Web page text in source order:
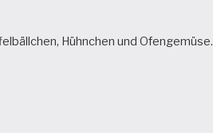
Hühnchen und Ofengemüse.